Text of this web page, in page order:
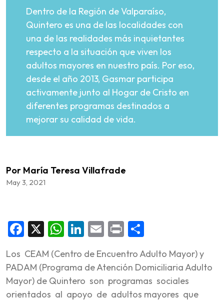
Dentro de la Región de Valparaíso,
Quintero es una de las localidades con
una de las realidades más inquietantes
respecto a la situación que viven los
adultos mayores en nuestro país. Por eso,
desde el año 2013, Gasmar participa
activamente junto al Hogar de Cristo en
diferentes programas destinados a
mejorar su calidad de vida.
Por María Teresa Villafrade
May 3, 2021
Facebook
X WhatsApp
LinkedIn
Email
Print
Los CEAM (Centro de Encuentro Adulto Mayor) y
PADAM (Programa de Atención Domiciliaria Adulto
Mayor) de Quintero son programas sociales
orientados al apoyo de adultos mayores que